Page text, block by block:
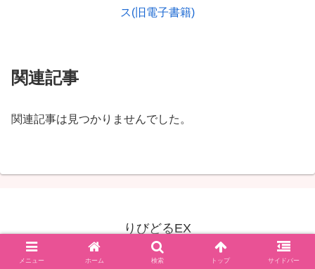
ス(旧電子書籍)
関連記事
関連記事は見つかりませんでした。
りびどるEX
© 2014 りびどるEX.
メニュー ホーム 検索 トップ サイドバー